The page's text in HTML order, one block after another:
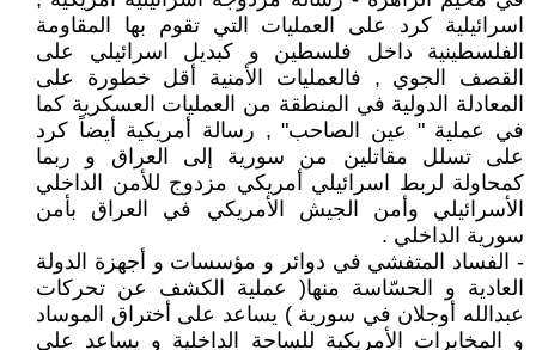
اسرائيلية كرد على العمليات التي تقوم بها المقاومة
الفلسطينية داخل فلسطين و كبديل اسرائيلي على
القصف الجوي , فالعمليات الأمنية أقل خطورة على
المعادلة الدولية في المنطقة من العمليات العسكرية كما
في عملية " عين الصاحب" , رسالة أمريكية أيضاً كرد
على تسلل مقاتلين من سورية إلى العراق و ربما
كمحاولة لربط اسرائيلي أمريكي مزدوج للأمن الداخلي
الأسرائيلي وأمن الجيش الأمريكي في العراق بأمن
سورية الداخلي .
- الفساد المتفشي في دوائر و مؤسسات و أجهزة الدولة
العادية و الحسّاسة منها( عملية الكشف عن تحركات
عبدالله أوجلان في سورية ) يساعد على أختراق الموساد
و المخابرات الأمريكية للساحة الداخلية و يساعد على